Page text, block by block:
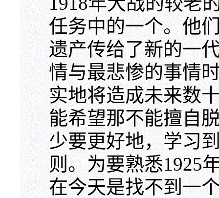
任务中的一个。他
遗产传给了新的一
情与最悲惨的事情
实地将造成未来数
能希望那不能擅自
少要更好地，学习
则。为要熟悉1925
在今天是找不到一